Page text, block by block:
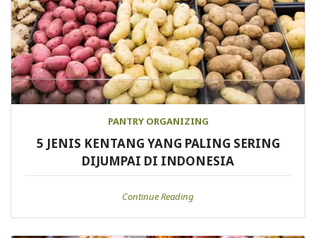
PANTRY ORGANIZING
5 JENIS KENTANG YANG PALING SERING
DIJUMPAI DI INDONESIA
Continue Reading